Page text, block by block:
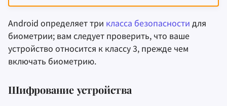
Android определяет три класса безопасности для
биометрии; вам следует проверить, что ваше
устройство относится к классу 3, прежде чем
включать биометрию.
Шифрование устройства